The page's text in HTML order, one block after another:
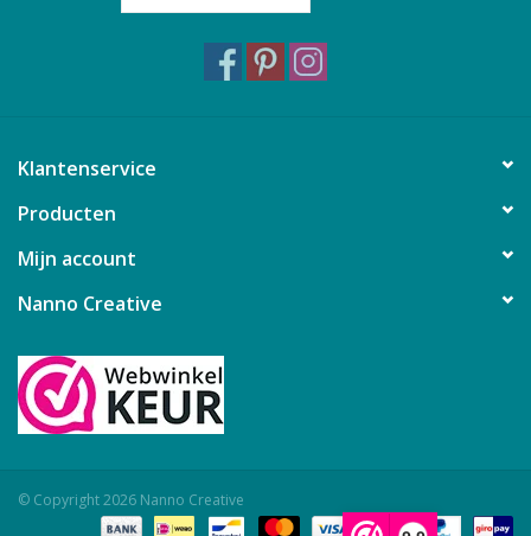
Klantenservice
Producten
Mijn account
Nanno Creative
© Copyright 2026 Nanno Creative